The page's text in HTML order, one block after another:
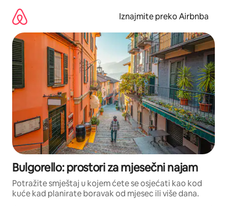
sadržaj
Iznajmite preko Airbnba
Bulgorello: prostori za mjesečni najam
Potražite smještaj u kojem ćete se osjećati kao kod
kuće kad planirate boravak od mjesec ili više dana.